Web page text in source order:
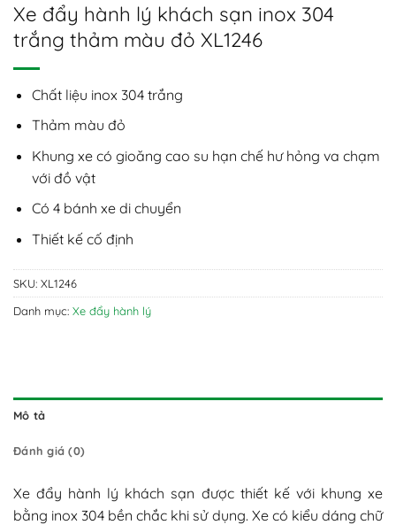
Xe đẩy hành lý khách sạn inox 304
trắng thảm màu đỏ XL1246
Chất liệu inox 304 trắng
Thảm màu đỏ
Khung xe có gioăng cao su hạn chế hư hỏng va chạm
với đồ vật
Có 4 bánh xe di chuyển
Thiết kế cố định
SKU: XL1246
Danh mục: Xe đẩy hành lý
Mô tả
Đánh giá (0)
Xe đẩy hành lý khách sạn được thiết kế với khung xe
bằng inox 304 bền chắc khi sử dụng. Xe có kiểu dáng chữ